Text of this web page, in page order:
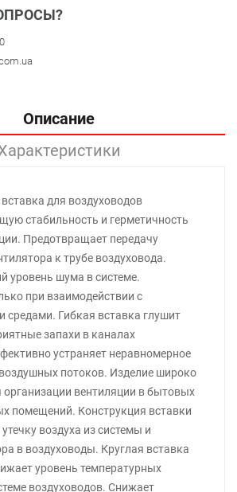
Описание
для воздуховодов
стабильность и герметичность
Предотвращает передачу
к трубе воздуховода.
уровень шума в системе.
при взаимодействии с
средами. Гибкая вставка глушит
запахи в каналах
устраняет неравномерное
потоков. Изделие широко
организации вентиляции в бытовых
помещений. Конструкция вставки
воздуха из системы и
в воздуховоды. Круглая вставка
уровень температурных
воздуховодов. Снижает